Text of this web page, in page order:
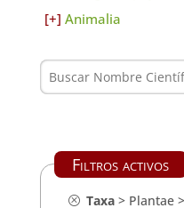
Animalia
Filtros activos
Taxa> Plantae>